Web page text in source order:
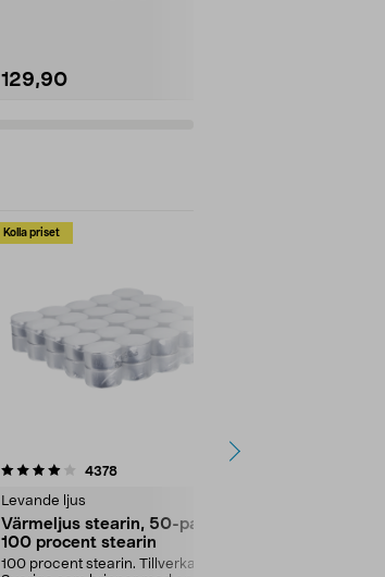
129,90
Kolla priset
4378recensioner
Levande ljus
Värmeljus stearin, 50-pack,
100 procent stearin
100 procent stearin. Tillverkade i
4.5av 5 stjärnor